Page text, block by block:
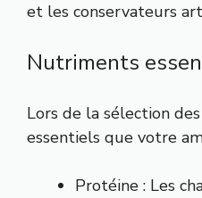
et les conservateurs
Nutriments
Lors de la sélection
essentiels que votre
Protéine : Les